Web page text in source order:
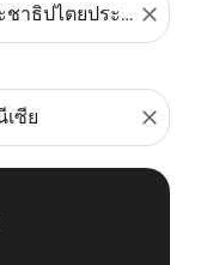
close
close